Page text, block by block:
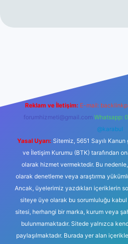
Reklam ve İletişim: E-mail:
forumhizmeti@gmail.com Whatsapp:
@karabul
Yasal Uyarı: Sitemiz, 5651 Sayılı
ve İletişim Kurumu (BTK) tarafından
olarak hizmet vermektedir. Bu
olarak denetleme veya araştırma
Ancak, üyelerimiz yazdıkları içeriklerin
siteye üye olarak bu sorumluluğu kabul
sitesi, herhangi bir marka, kurum veya
bulunmamaktadır. Sitede yalnızca
paylaşılmaktadır. Burada yer alan